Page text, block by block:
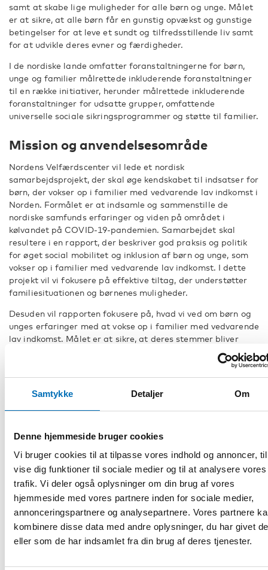
Samtykke Detaljer Om
Denne hjemmeside bruger cookies
Vi bruger cookies til at tilpasse vores indhold og annoncer,
vise dig funktioner til sociale medier og til at analysere vores
trafik. Vi deler også oplysninger om din brug af vores
hjemmeside med vores partnere inden for sociale medier,
annonceringspartnere og analysepartnere. Vores partnere
kombinere disse data med andre oplysninger, du har givet
eller som de har indsamlet fra din brug af deres tjenester.
samt at skabe lige muligheder for alle børn og unge. Målet
er at sikre, at alle børn får en gunstig opvækst og gunstige
betingelser for at leve et sundt og tilfredsstillende liv samt
for at udvikle deres evner og færdigheder.
I de nordiske lande omfatter foranstaltningerne for børn,
unge og familier målrettede inkluderende foranstaltninger
til en række initiativer, herunder målrettede inkluderende
foranstaltninger for udsatte grupper, omfattende
universelle sociale sikringsprogrammer og støtte til familier.
Mission og anvendelsesområde
Nordens Velfærdscenter vil lede et nordisk
samarbejdsprojekt, der skal øge kendskabet til indsatser for
børn, der vokser op i familier med vedvarende lav indkomst i
Norden. Formålet er at indsamle og sammenstille de
nordiske samfunds erfaringer og viden på området i
kølvandet på COVID-19-pandemien. Samarbejdet skal
resultere i en rapport, der beskriver god praksis og politik
for øget social mobilitet og inklusion af børn og unge, som
vokser op i familier med vedvarende lav indkomst. I dette
projekt vil vi fokusere på effektive tiltag, der understøtter
familiesituationen og børnenes muligheder.
Desuden vil rapporten fokusere på, hvad vi ved om børn og
unges erfaringer med at vokse op i familier med vedvarende
lav indkomst. Målet er at sikre, at deres stemmer bliver
hørt, og at øge forståelsen for, hvor vigtigt det er at sikre
af nordiske forskere inviteres til at bidrage til det nordiske
samarbejde. Netværket af forskere og styregruppen skal
udvælge kilder, der beskriver børn og unges egne oplevelser
lav indkomst. Nordens Velfærdscenter inddrager også
Nordregioi arbejdet med at udvikle kort og indikatorer for
børnefattigdom og risiko for social eksklusion i Norden.